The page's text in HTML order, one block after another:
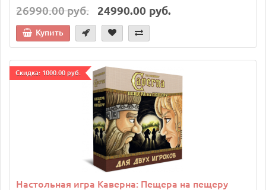
26990.00 руб. 24990.00 руб.
Купить
Cкидка: 1000.00 руб.
Настольная игра Каверна: Пещера на пещеру